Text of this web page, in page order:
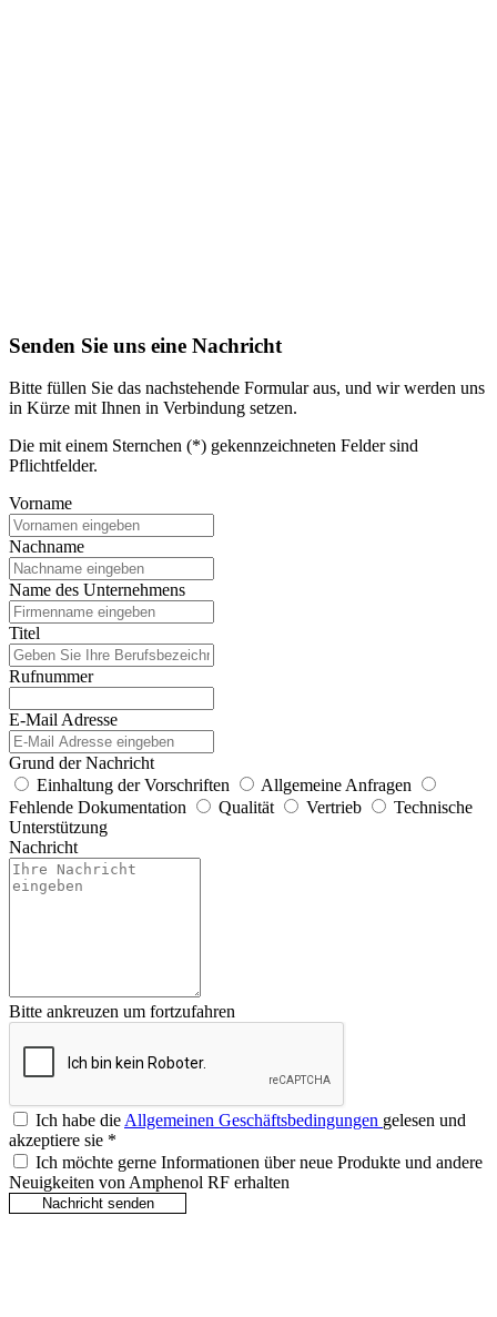
Senden Sie uns eine Nachricht
Bitte füllen Sie das nachstehende Formular aus, und wir werden uns
in Kürze mit Ihnen in Verbindung setzen.
Die mit einem Sternchen (*) gekennzeichneten Felder sind
Pflichtfelder.
Vorname
Nachname
Name des Unternehmens
Titel
Rufnummer
E-Mail Adresse
Grund der Nachricht
Einhaltung der Vorschriften
Allgemeine Anfragen
Fehlende Dokumentation
Qualität Vertrieb
Technische
Unterstützung
Nachricht
Bitte ankreuzen um fortzufahren
Ich habe die Allgemeinen Geschäftsbedingungen gelesen und
akzeptiere sie *
Ich möchte gerne Informationen über neue Produkte und andere
Neuigkeiten von Amphenol RF erhalten